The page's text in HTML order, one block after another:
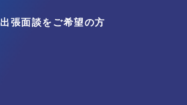
出張面談をご希望の方